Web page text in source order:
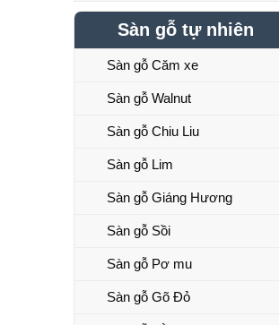
Sàn gỗ tự nhiên
Sàn gỗ Căm xe
Sàn gỗ Walnut
Sàn gỗ Chiu Liu
Sàn gỗ Lim
Sàn gỗ Giáng Hương
Sàn gỗ Sồi
Sàn gỗ Pơ mu
Sàn gỗ Gõ Đỏ